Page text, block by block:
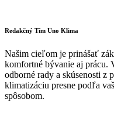
Redakčný Tím Uno Klima
Našim cieľom je prinášať
komfortné bývanie aj prácu.
odborné rady a skúsenosti z
klimatizáciu presne podľa
spôsobom.